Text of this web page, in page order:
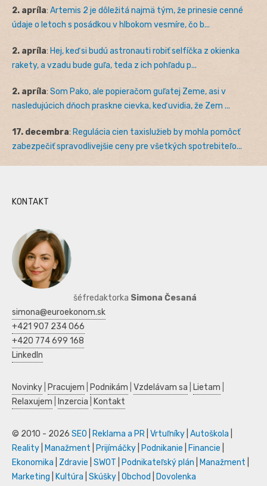
2. apríla: Artemis 2 je dôležitá najmä tým, že prinesie cenné
údaje o letoch s posádkou v hlbokom vesmíre, čo b...
2. apríla: Hej, keď si budú astronauti robiť selfíčka z okienka
rakety, a vzadu bude guľa, teda z ich pohľadu p...
2. apríla: Som Pako, ale popieračom guľatej Zeme, asi v
nasledujúcich dňoch praskne cievka, keď uvidia, že Zem ...
17. decembra: Regulácia cien taxislužieb by mohla pomôcť
zabezpečiť spravodlivejšie ceny pre všetkých spotrebiteľo...
KONTAKT
šéfredaktorka Simona Česaná
simona@euroekonom.sk
+421 907 234 066
+420 774 699 168
LinkedIn
Novinky Pracujem Podnikám Vzdelávam sa Lietam
Relaxujem
Inzercia Kontakt
© 2010 - 2026 SEO Reklama a PR Vrtuľníky Autoškola
Reality
Manažment Prijímáčky Podnikanie Financie
Ekonomika
Zdravie SWOT Podnikateľský plán Manažment
Marketing
Kultúra Skúšky Obchod Dovolenka